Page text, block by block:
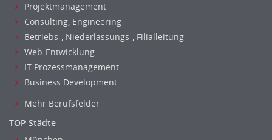
Projektmanagement
Consulting, Engineering
Betriebs-, Niederlassungs-, Filialleitung
Web-Entwicklung
IT Prozessmanagement
Business Development
Mehr Berufsfelder
TOP Städte